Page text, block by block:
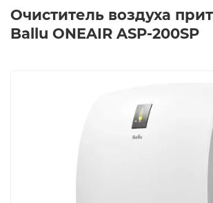
Очиститель воздуха
Ballu ONEAIR ASP-200SP